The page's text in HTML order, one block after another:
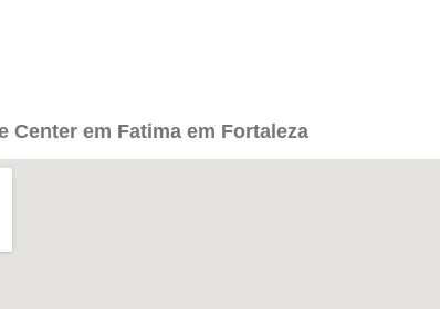
Center em Fatima em Fortaleza